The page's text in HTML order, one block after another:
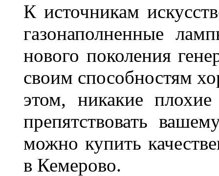
К источникам
газонаполненные
нового поколения
своим способностям
этом, никакие
препятствовать
можно купить
в Кемерово.